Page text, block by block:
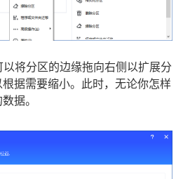
将分区的边缘拖向右侧以扩展分
据需要缩小。此时，无论你怎样
据。